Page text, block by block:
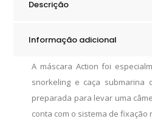
Descrição
Informação adicional
A máscara Action foi
snorkeling e caça submarina
preparada para levar uma
conta com o sistema de fixação